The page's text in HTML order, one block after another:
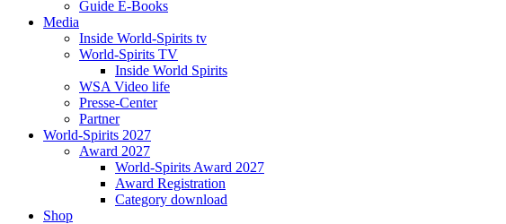
Guide E-Books
Media
Inside World-Spirits tv
World-Spirits TV
Inside World Spirits
WSA Video life
Presse-Center
Partner
World-Spirits 2027
Award 2027
World-Spirits Award 2027
Award Registration
Category download
Shop